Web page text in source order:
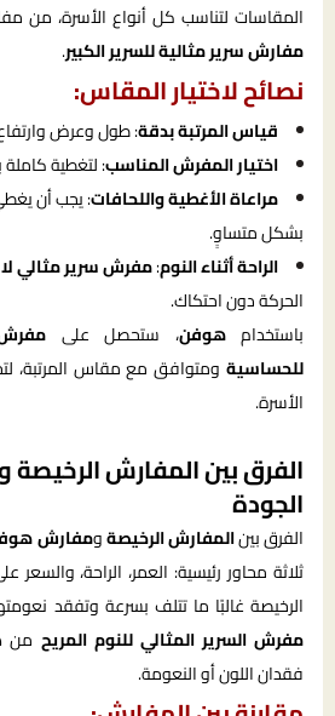
المقاسات لتناسب كل أنواع الأسرة، من
مفارش سرير مثالية للسرير الكبير.
نصائح لاختيار المقاس:
قياس المرتبة بدقة: طول وعرض وارتفاع
اختيار المفرش المناسب: لتغطية
مراعاة الأغطية واللحافات: يجب أن
بشكل متساوٍ.
الراحة أثناء النوم:مفرش سرير مثالي
الحركة دون احتكاك.
باستخدامهوفن، ستحصل على
للحساسية ومتوافق مع مقاس المرتبة،
الأسرة.
الفرق بين المفارش الرخيصة
الجودة
الفرق بينالمفارش الرخيصةومفارش
ثلاثة محاور رئيسية: العمر، الراحة،
الرخيصة غالبًا ما تتلف بسرعة وتفقد
مفرش السرير المثالي للنوم المريح من
فقدان اللون أو النعومة.